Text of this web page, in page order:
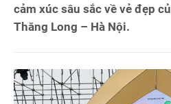
cảm xúc sâu sắc về vẻ đẹp
Thăng Long – Hà Nội.